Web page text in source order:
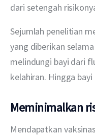
dari setengah
Sejumlah penelitian
yang diberikan
melindungi bayi dari
kelahiran. Hingga
Meminimalkan
Mendapatkan